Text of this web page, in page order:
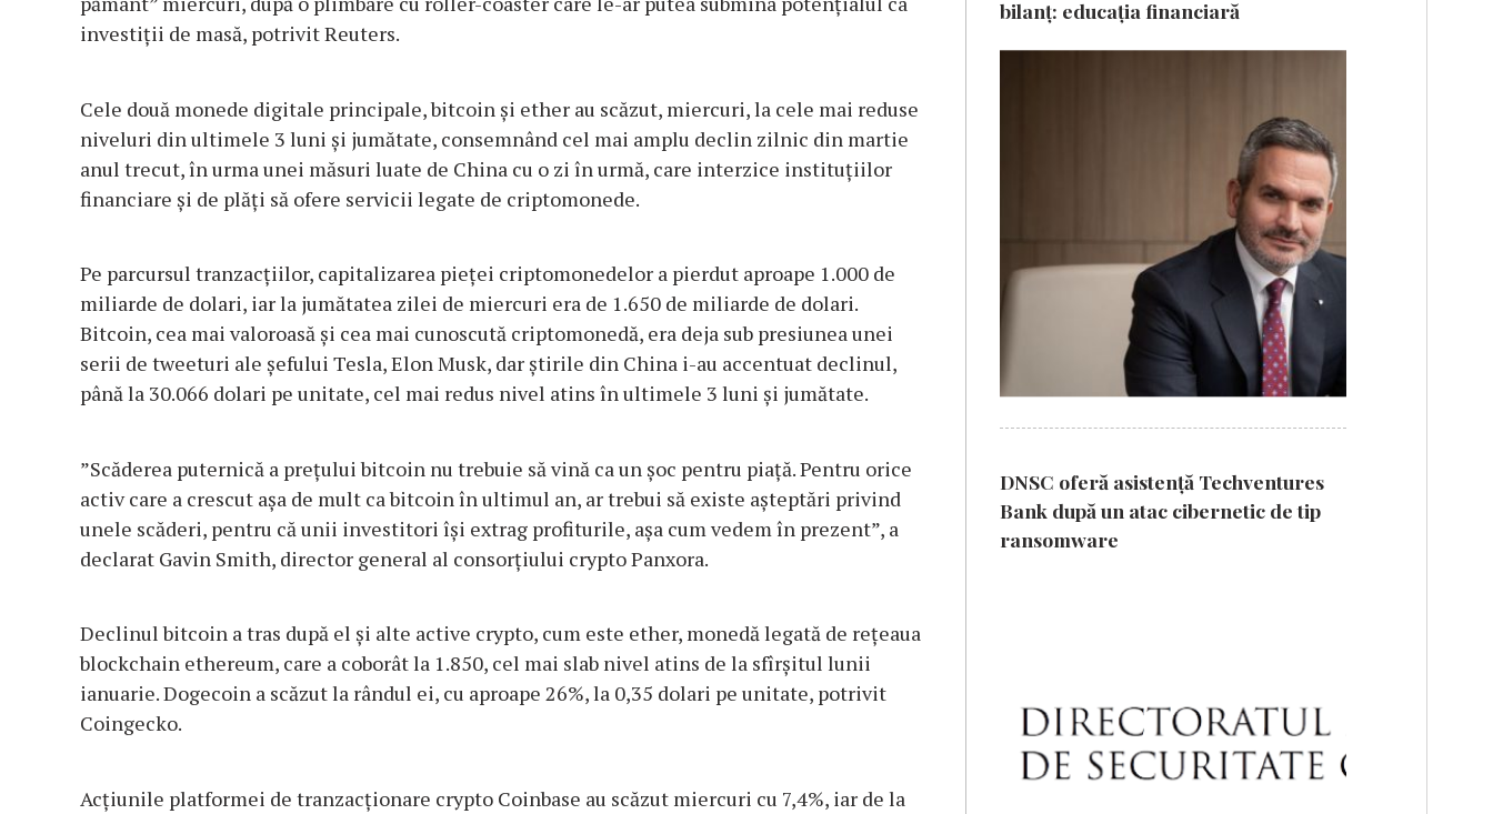
investiții de masă, potrivit Reuters.
Cele două monede digitale principale, bitcoin şi ether au scăzut, miercuri, la cele mai reduse
niveluri din ultimele 3 luni şi jumătate, consemnând cel mai amplu declin zilnic din martie
anul trecut, în urma unei măsuri luate de China cu o zi în urmă, care interzice instituţiilor
financiare şi de plăţi să ofere servicii legate de criptomonede.
Pe parcursul tranzacţiilor, capitalizarea pieţei criptomonedelor a pierdut aproape 1.000 de
miliarde de dolari, iar la jumătatea zilei de miercuri era de 1.650 de miliarde de dolari.
Bitcoin, cea mai valoroasă şi cea mai cunoscută criptomonedă, era deja sub presiunea unei
serii de tweeturi ale şefului Tesla, Elon Musk, dar ştirile din China i-au accentuat declinul,
până la 30.066 dolari pe unitate, cel mai redus nivel atins în ultimele 3 luni şi jumătate.
”Scăderea puternică a preţului bitcoin nu trebuie să vină ca un şoc pentru piaţă. Pentru orice
activ care a crescut aşa de mult ca bitcoin în ultimul an, ar trebui să existe aşteptări privind
unele scăderi, pentru că unii investitori îşi extrag profiturile, aşa cum vedem în prezent”, a
declarat Gavin Smith, director general al consorţiului crypto Panxora.
Declinul bitcoin a tras după el şi alte active crypto, cum este ether, monedă legată de reţeaua
blockchain ethereum, care a coborât la 1.850, cel mai slab nivel atins de la sfîrşitul lunii
ianuarie. Dogecoin a scăzut la rândul ei, cu aproape 26%, la 0,35 dolari pe unitate, potrivit
Coingecko.
Acţiunile platformei de tranzacţionare crypto Coinbase au scăzut miercuri cu 7,4%, iar de la
bilanț: educația financiară
DNSC oferă asistență Techventures
Bank după un atac cibernetic de tip
ransomware